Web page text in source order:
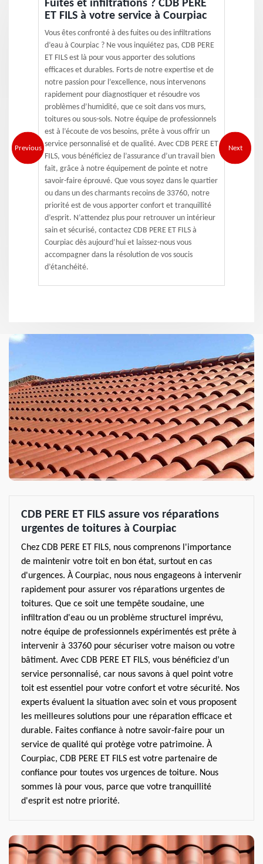
Previous
Fuites et infiltrations ? CDB PERE
ET FILS à votre service à Courpiac
Vous êtes confronté à des fuites ou des infiltrations
d’eau à Courpiac ? Ne vous inquiétez pas, CDB PERE
ET FILS est là pour vous apporter des solutions
efficaces et durables. Forts de notre expertise et de
notre passion pour l’excellence, nous intervenons
rapidement pour diagnostiquer et résoudre vos
problèmes d’humidité, que ce soit dans vos murs,
toitures ou sous-sols. Notre équipe de professionnels
est à l’écoute de vos besoins, prête à vous offrir un
service personnalisé et de qualité. Avec CDB PERE ET
FILS, vous bénéficiez de l’assurance d’un travail bien
fait, grâce à notre équipement de pointe et notre
savoir-faire éprouvé. Que vous soyez dans le quartier
ou dans un des charmants recoins de 33760, notre
priorité est de vous apporter confort et tranquillité
d’esprit. N’attendez plus pour retrouver un intérieur
sain et sécurisé, contactez CDB PERE ET FILS à
Courpiac dès aujourd’hui et laissez-nous vous
accompagner dans la résolution de vos soucis
d’étanchéité.
Next
CDB PERE ET FILS assure vos réparations
urgentes de toitures à Courpiac
Chez CDB PERE ET FILS, nous comprenons l'importance
de maintenir votre toit en bon état, surtout en cas
d'urgences. À Courpiac, nous nous engageons à intervenir
rapidement pour assurer vos réparations urgentes de
toitures. Que ce soit une tempête soudaine, une
infiltration d'eau ou un problème structurel imprévu,
notre équipe de professionnels expérimentés est prête à
intervenir à 33760 pour sécuriser votre maison ou votre
bâtiment. Avec CDB PERE ET FILS, vous bénéficiez d’un
service personnalisé, car nous savons à quel point votre
toit est essentiel pour votre confort et votre sécurité. Nos
experts évaluent la situation avec soin et vous proposent
les meilleures solutions pour une réparation efficace et
durable. Faites confiance à notre savoir-faire pour un
service de qualité qui protège votre patrimoine. À
Courpiac, CDB PERE ET FILS est votre partenaire de
confiance pour toutes vos urgences de toiture. Nous
sommes là pour vous, parce que votre tranquillité
d'esprit est notre priorité.